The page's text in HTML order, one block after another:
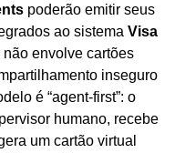
poderão emitir seus
ao sistema Visa
não envolve cartões
inseguro
é “agent-first”: o
humano, recebe
um cartão virtual